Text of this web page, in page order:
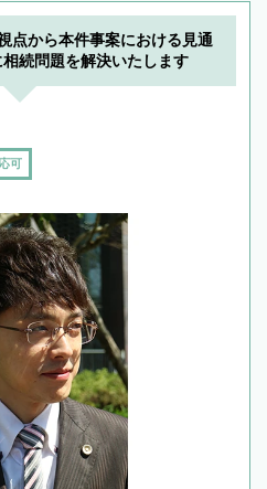
点から本件事案における見通
続問題を解決いたします
可